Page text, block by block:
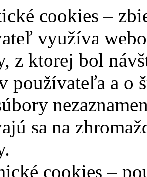
cookies –
využíva
z ktorej bol
používateľa a o
sa na
cookies –